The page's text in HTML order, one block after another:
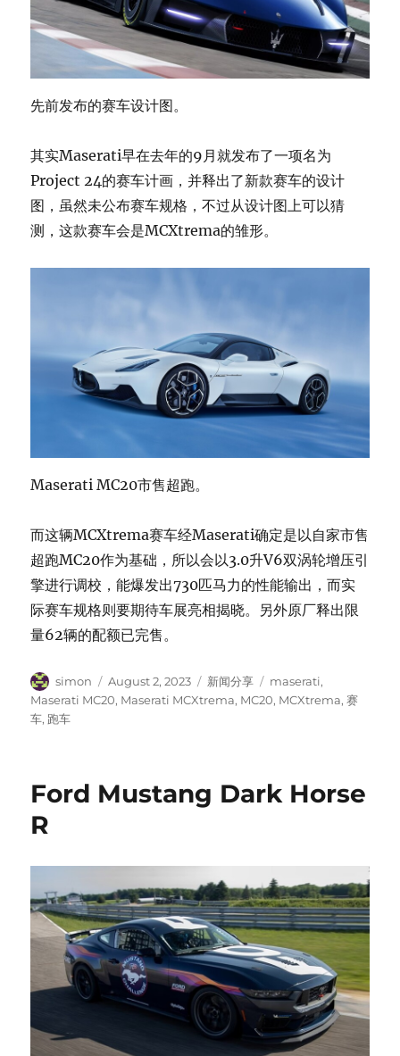
先前发布的赛车设计图。
其实Maserati早在去年的9月就发布了一项名为
Project 24的赛车计画，并释出了新款赛车的设计
图，虽然未公布赛车规格，不过从设计图上可以猜
测，这款赛车会是MCXtrema的雏形。
Maserati MC20市售超跑。
而这辆MCXtrema赛车经Maserati确定是以自家市售
超跑MC20作为基础，所以会以3.0升V6双涡轮增压引
擎进行调校，能爆发出730匹马力的性能输出，而实
际赛车规格则要期待车展亮相揭晓。另外原厂释出限
量62辆的配额已完售。
Author
simon
Posted
on
August 2, 2023 Categories
新闻分享 Tags
maserati,
Maserati MC20, Maserati MCXtrema, MC20, MCXtrema,赛
车, 跑车
Ford Mustang Dark Horse
R